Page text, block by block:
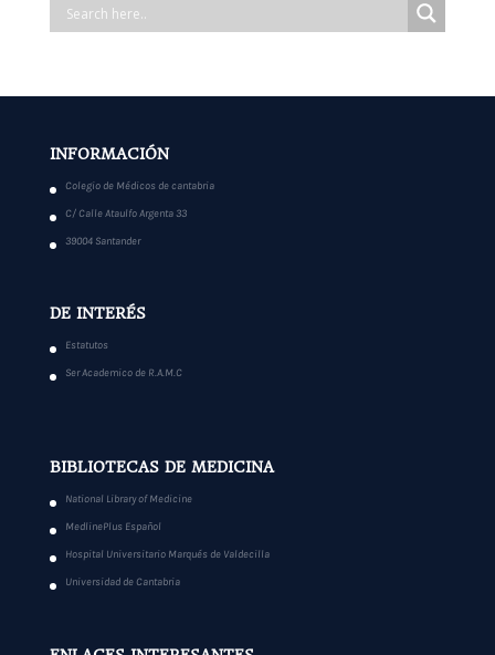
INFORMACIÓN
Colegio de Médicos de cantabria
C/ Calle Ataulfo Argenta 33
39004 Santander
DE INTERÉS
Estatutos
Ser Academico de R.A.M.C
BIBLIOTECAS DE MEDICINA
National Library of Medicine
MedlinePlus Español
Hospital Universitario Marqués de Valdecilla
Universidad de Cantabria